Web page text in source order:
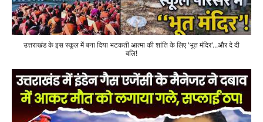
उत्तराखंड के इस स्कूल में बना दिया भटकती आत्मा की शांति के लिए 'भूत मंदिर'...और दे दी
बलि!